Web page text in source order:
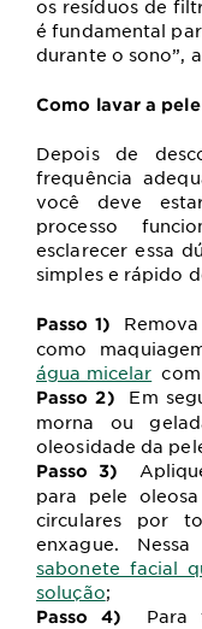
os resíduos de
é fundamental
durante o sono”,
Como lavar a
Depois de
frequência
você deve
processo
esclarecer essa
simples e rápido
Passo 1)
como
água micelar
Passo 2)
Em
morna ou
oleosidade da
Passo 3)
para pele
circulares por
enxague.
sabonete facial
solução;
Passo 4) Para